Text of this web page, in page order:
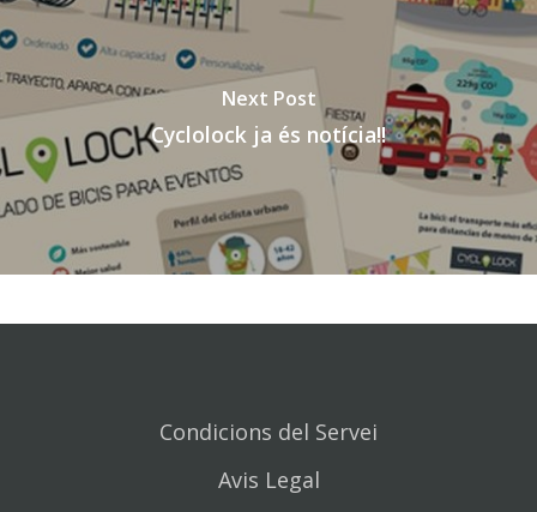
Next Post
Cyclolock ja és notícia!!
Condicions del Servei
Avis Legal